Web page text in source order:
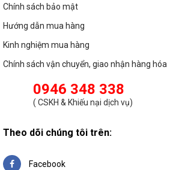
Chính sách bảo mật
Hướng dẫn mua hàng
Kinh nghiệm mua hàng
Chính sách vận chuyển, giao nhận hàng hóa
0946 348 338
( CSKH & Khiếu nại dịch vụ)
Theo dõi chúng tôi trên:
Facebook